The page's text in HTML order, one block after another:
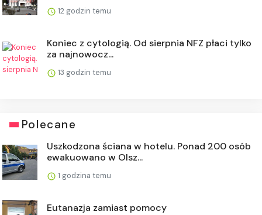
12 godzin temu
Koniec z cytologią. Od sierpnia NFZ płaci tylko
za najnowocz...
13 godzin temu
Polecane
Uszkodzona ściana w hotelu. Ponad 200 osób
ewakuowano w Olsz...
1 godzina temu
Eutanazja zamiast pomocy